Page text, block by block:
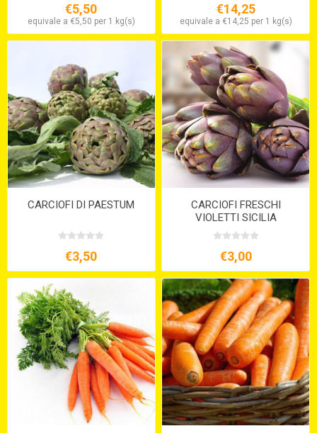
€5,50
equivale a €5,50 per 1 kg(s)
€14,25
equivale a €14,25 per 1 kg(s)
CARCIOFI DI PAESTUM
€3,50
CARCIOFI FRESCHI
VIOLETTI SICILIA
€3,00